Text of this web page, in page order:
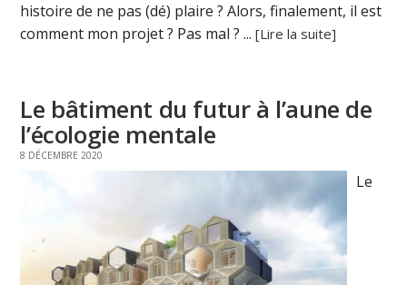
histoire de ne pas (dé) plaire ? Alors, finalement, il est
comment mon projet ? Pas mal ? ...[Lire la suite]
Le bâtiment du futur à l’aune de
l’écologie mentale
8 DÉCEMBRE 2020
Le